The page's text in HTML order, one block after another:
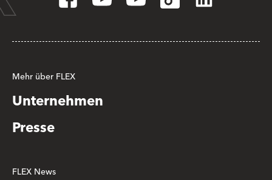
Mehr über FLEX
Unternehmen
Presse
FLEX News